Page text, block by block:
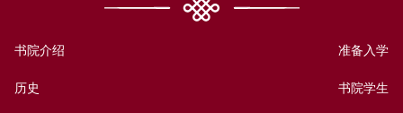
书院介绍
历史
准备入学
书院学生